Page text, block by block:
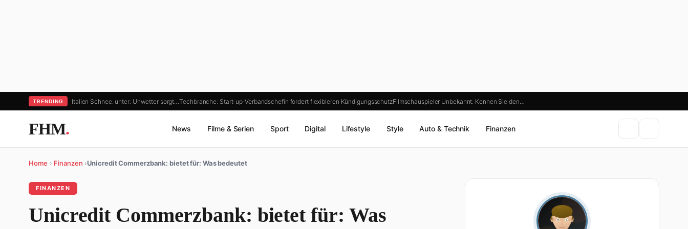
TRENDING Italien Schnee: unter: Unwetter sorgt…Techbranche: Start-up-Verbandschefin fordert flexibleren KündigungsschutzFilmschauspieler Unbekannt: Kennen Sie den…
FHM. News Filme & Serien Sport Digital Lifestyle Style Auto & Technik Finanzen
Home › Finanzen ›Unicredit Commerzbank: bietet für: Was bedeutet
FINANZEN
Unicredit Commerzbank: bietet für: Was